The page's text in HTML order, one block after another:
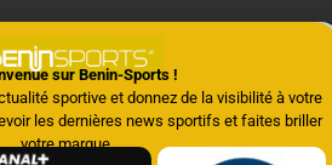
tous les Matchs internationaux
et les stand en direct
sur Benin-Sports !
sportive et donnez de la visibilité à votre
les dernières news sportifs et faites briller
votre marque.